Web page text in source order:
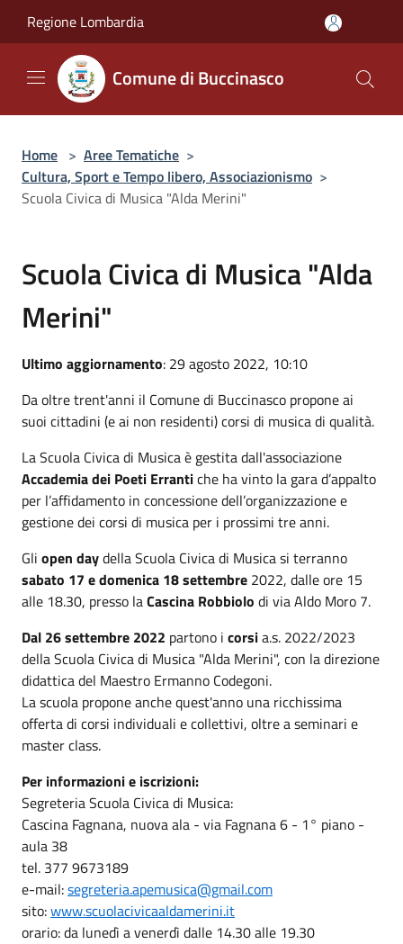
Regione Lombardia
Comune di Buccinasco
Home > Aree Tematiche >
Cultura, Sport e Tempo libero, Associazionismo >
Scuola Civica di Musica "Alda Merini"
Scuola Civica di Musica "Alda
Merini"
Ultimo aggiornamento: 29 agosto 2022, 10:10
Da oltre trent'anni il Comune di Buccinasco propone ai
suoi cittadini (e ai non residenti) corsi di musica di qualità.
La Scuola Civica di Musica è gestita dall'associazione
Accademia dei Poeti Errantiche ha vinto la gara d’appalto
per l’affidamento in concessione dell’organizzazione e
gestione dei corsi di musica per i prossimi tre anni.
Gli open daydella Scuola Civica di Musica si terranno
sabato 17 e domenica 18 settembre 2022, dalle ore 15
alle 18.30, presso laCascina Robbiolo di via Aldo Moro 7.
Dal 26 settembre 2022 partono i corsia.s. 2022/2023
della Scuola Civica di Musica "Alda Merini", con la direzione
didattica del Maestro Ermanno Codegoni.
La scuola propone anche quest'anno una ricchissima
offerta di corsi individuali e collettivi, oltre a seminari e
master class.
Per informazioni e iscrizioni:
Segreteria Scuola Civica di Musica:
Cascina Fagnana, nuova ala - via Fagnana 6 - 1° piano -
aula 38
tel. 377 9673189
e-mail:segreteria.apemusica@gmail.com
sito:www.scuolacivicaaldamerini.it
orario: da lunedì a venerdì dalle 14.30 alle 19.30